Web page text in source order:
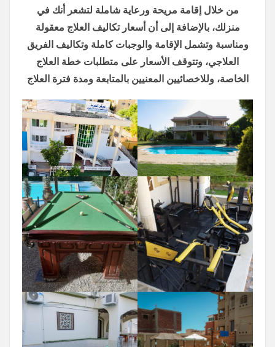
من خلال إقامة مريحة ورعاية شاملة لتشعر أنك في
منزلك، بالإضافة إلى أن أسعار تكاليف العلاج معقولة
ومناسبة وتشمل الإقامة والوجبات كاملة وتكاليف الفريق
العلاجي، وتتوقف الأسعار على متطلبات خطة العلاج
الخاصة، وللاخصائيين المعنيين بالمتابعة ومدة فترة العلاج